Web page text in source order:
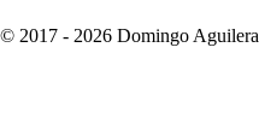
© 2017 - 2026 Domingo Aguilera